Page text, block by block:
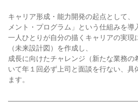
キャリア形成・能力開発の起点として、
メント・プログラム」という仕組みを導
一人ひとりが自分の描くキャリアの実現
（未来設計図）を作成し、
成長に向けたチャレンジ（新たな業務の
いて年１回必ず上司と面談を行ない、具
ます。